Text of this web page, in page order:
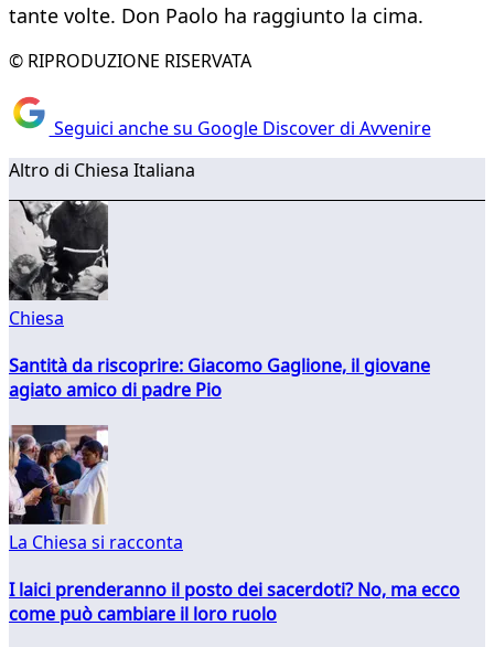
tante volte. Don Paolo ha raggiunto la cima.
© RIPRODUZIONE RISERVATA
Seguici anche su Google Discover di Avvenire
Altro di Chiesa Italiana
Chiesa
Santità da riscoprire: Giacomo Gaglione, il giovane
agiato amico di padre Pio
La Chiesa si racconta
I laici prenderanno il posto dei sacerdoti? No, ma ecco
come può cambiare il loro ruolo